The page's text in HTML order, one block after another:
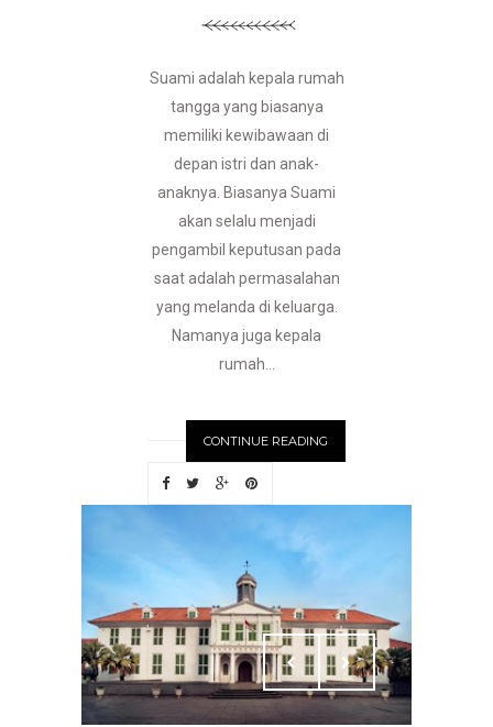
Suami adalah kepala rumah
tangga yang biasanya
memiliki kewibawaan di
depan istri dan anak-
anaknya. Biasanya Suami
akan selalu menjadi
pengambil keputusan pada
saat adalah permasalahan
yang melanda di keluarga.
Namanya juga kepala
rumah...
CONTINUE READING